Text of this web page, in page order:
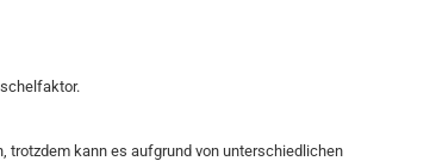
trotzdem kann es aufgrund von unterschiedlichen